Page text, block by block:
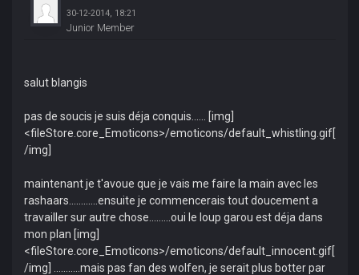
30-12-2014, 18:21
Junior Member
salut blangis
pas de soucis je suis déja conquis...... [img]
<fileStore.core_Emoticons>/emoticons/default_whistling.gif[
/img]
maintenant je t'avoue que je vais me faire la main avec les
rashaars............ensuite je commencerais tout doucement a
travailler sur autre chose.........oui le loup garou est déja dans
mon plan [img]
<fileStore.core_Emoticons>/emoticons/default_innocent.gif[
/img] ...........mais pas fan des wolfen, je serait plus botter par